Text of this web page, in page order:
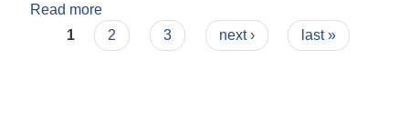
Read more
सम्बन्धी सूचना
Pages
1 2 3 next › last »